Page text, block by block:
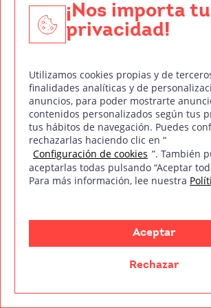
Decidir cuánto cobrar como fotógrafo
preguntas más complicadas cuando
¡Nos importa tu
privacidad!
Utilizamos cookies propias y de
finalidades analíticas y de
anuncios, para poder mostrarte
contenidos personalizados según tus
tus hábitos de navegación. Puedes
rechazarlas haciendo clic en “
Configuración de cookies ”. También
aceptarlas todas pulsando “Aceptar
Para más información, lee nuestra
Aceptar
Rechazar